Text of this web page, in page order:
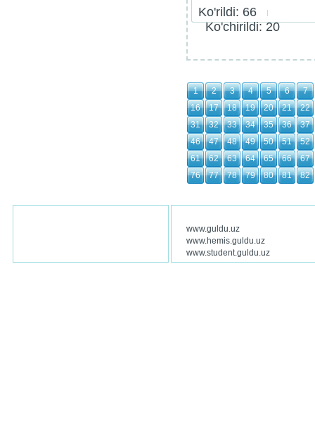
Ko'rildi: 66
Ko'chirildi: 20
1 2 3 4 5 6
7
16
17 18 19 20 21
22
31
32 33 34 35 36
37
46
47 48 49 50 51
52
61
62 63 64 65 66
67
76
77 78 79 80 81 82
www.guldu.uz
www.hemis.guldu.uz
www.student.guldu.uz